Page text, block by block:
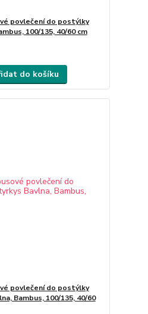
povlečení do postýlky
100/135, 40/60 cm
do košíku
povlečení do postýlky
Bambus, 100/135, 40/60